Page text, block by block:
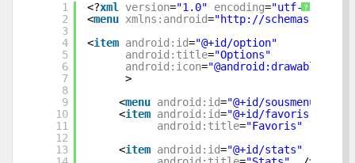
?
1
2
3
4
5
6
7
8
9
10
11
12
13
<?xml version="1.0" encoding="utf-8"
<menu xmlns:android="http://
<item android:id="@+id/option"
android:title="Options"
android:icon="@android:drawable/
>
<menu android:id="@+id/sousmenu"
<item android:id="@+id/favoris"
android:title="Favoris"
<item android:id="@+id/stats"